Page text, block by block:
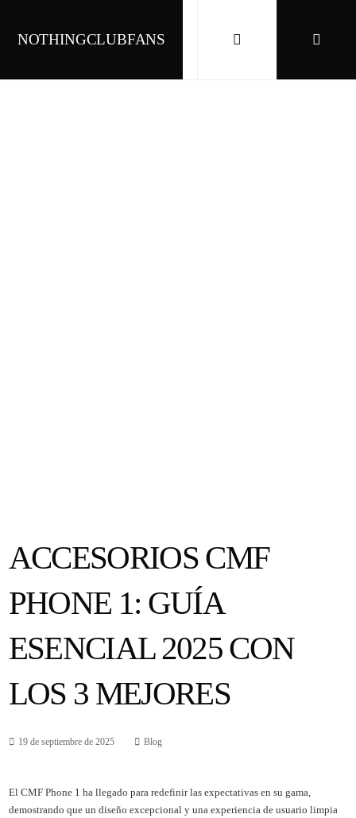
NOTHINGCLUBFANS
ACCESORIOS CMF
PHONE 1: GUÍA
ESENCIAL 2025 CON
LOS 3 MEJORES
19 de septiembre de 2025 Blog
El CMF Phone 1 ha llegado para redefinir las expectativas en su gama,
demostrando que un diseño excepcional y una experiencia de usuario limpia